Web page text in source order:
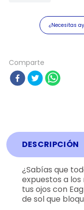
¿Necesitas
Comparte
DESCRIPCIÓN
¿Sabías que
expuestos a
tus ojos con
de sol que